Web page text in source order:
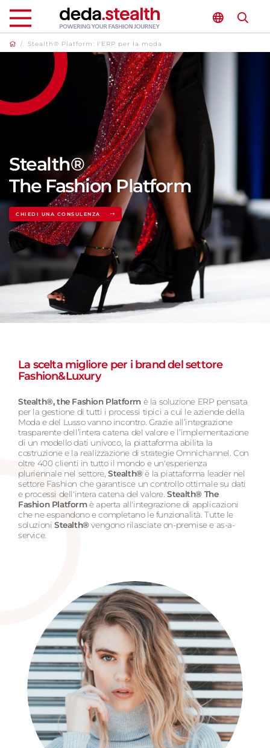
/ Stealth® Platform: l'ERP per la moda
Stealth®
The Fashion Platform
CHIEDI UNA CONSULENZA
La scelta migliore per i brand del settore
Fashion&Luxury
Stealth®, the Fashion Platform è la soluzione ERP pensata
per la gestione di tutti i processi tipici a cui le aziende della
Moda e del Lusso vanno incontro. Grazie all’integrazione
trasparente dell’intera catena del valore e l’implementazione
di un modello dati univoco, la piattaforma abilita la
costruzione e la realizzazione di strategie Omnichannel. Con
oltre 400 clienti in tutto il mondo e un'esperienza
pluriennale nel settore,Stealth®è la piattaforma leader nel
settore Fashion che garantisce un controllo ottimale su dati
e processi dell'intera catena del valore.Stealth® The
Fashion Platformè aperta all'integrazione di applicazioni
che ne espandono e completano le funzionalità. Tutte le
soluzioni Stealth®vengono rilasciate on-premise e as-a-
service.